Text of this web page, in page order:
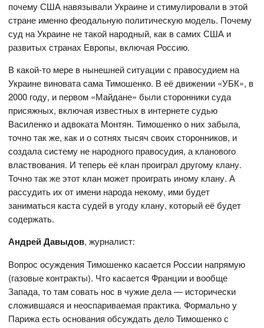
почему США навязывали Украине и стимулировали в этой
стране именно феодальную политическую модель. Почему
суд на Украине не такой народный, как в самих США и
развитых странах Европы, включая Россию.
В какой-то мере в нынешней ситуации с правосудием на
Украине виновата сама Тимошенко. В её движении «УБК», в
2000 году, и первом «Майдане» были сторонники суда
присяжных, включая известных в интернете судью
Василенко и адвоката Монтян. Тимошенко о них забыла,
точно так же, как и о сотнях тысяч своих сторонников, и
создала систему не народного правосудия, а кланового
властвования. И теперь её клан проиграл другому клану.
Точно так же этот клан может проиграть иному клану. А
рассудить их от имени народа некому, ими будет
заниматься каста судей в угоду клану, который её будет
содержать.
Андрей Давыдов, журналист:
Вопрос осуждения Тимошенко касается России напрямую
(газовые контракты). Что касается Франции и вообще
Запада, то там совать нос в чужие дела — исторически
сложившаяся и неоспариваемая практика. Формально у
Парижа есть основания обсуждать дело Тимошенко с